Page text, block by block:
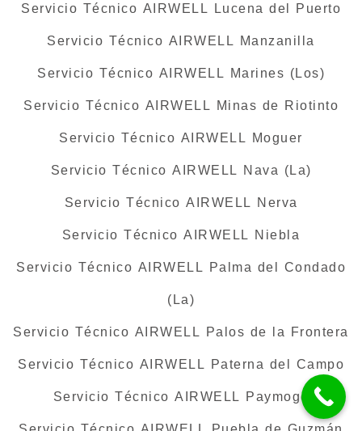
Servicio Técnico AIRWELL Lucena del Puerto
Servicio Técnico AIRWELL Manzanilla
Servicio Técnico AIRWELL Marines (Los)
Servicio Técnico AIRWELL Minas de Riotinto
Servicio Técnico AIRWELL Moguer
Servicio Técnico AIRWELL Nava (La)
Servicio Técnico AIRWELL Nerva
Servicio Técnico AIRWELL Niebla
Servicio Técnico AIRWELL Palma del Condado
(La)
Servicio Técnico AIRWELL Palos de la Frontera
Servicio Técnico AIRWELL Paterna del Campo
Servicio Técnico AIRWELL Paymogo